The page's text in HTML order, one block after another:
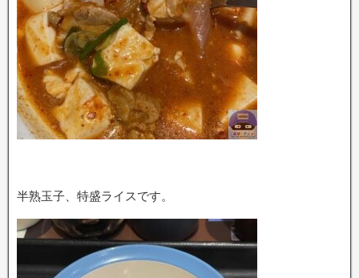
半熟玉子、特盛ライスです。